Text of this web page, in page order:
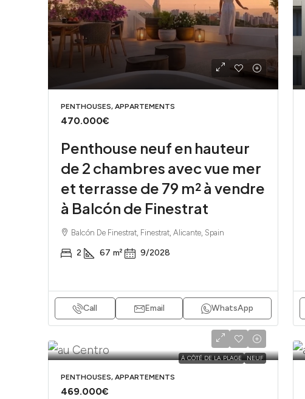
PENTHOUSES, APPARTEMENTS
470.000€
Penthouse neuf en hauteur
de 2 chambres avec vue mer
et terrasse de 79 m² à vendre
à Balcón de Finestrat
Balcón De Finestrat, Finestrat, Alicante, Spain
2 67 m² 9/2028
Call Email WhatsApp
À CÔTÉ DE LA PLAGE NEUF
PENTHOUSES, APPARTEMENTS
469.000€